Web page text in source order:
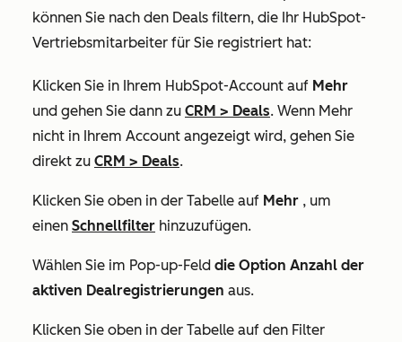
können Sie nach den Deals filtern, die Ihr HubSpot-
Vertriebsmitarbeiter für Sie registriert hat:
Klicken Sie in Ihrem HubSpot-Account auf Mehr
und gehen Sie dann zu CRM > Deals. Wenn Mehr
nicht in Ihrem Account angezeigt wird, gehen Sie
direkt zu CRM > Deals.
Klicken Sie oben in der Tabelle auf Mehr , um
einen Schnellfilter hinzuzufügen.
Wählen Sie im Pop-up-Feld die Option Anzahl der
aktiven Dealregistrierungen aus.
Klicken Sie oben in der Tabelle auf den Filter